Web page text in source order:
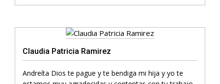
Claudia Patricia Ramirez
Andreíta Dios te pague y te bendiga mi hija y yo te